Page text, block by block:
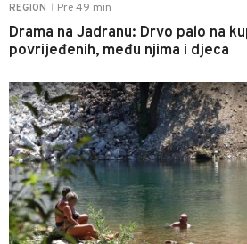
REGION Pre 49 min
Drama na Jadranu: Drvo palo na
povrijeđenih, među njima i djeca